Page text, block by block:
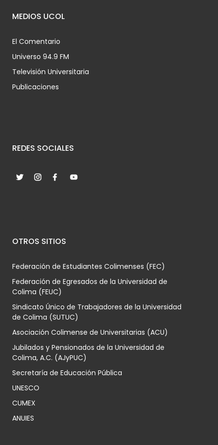
MEDIOS UCOL
El Comentario
Universo 94.9 FM
Televisión Universitaria
Publicaciones
REDES SOCIALES
OTROS SITIOS
Federación de Estudiantes Colimenses (FEC)
Federación de Egresados de la Universidad de
Colima (FEUC)
Sindicato Único de Trabajadores de la Universidad
de Colima (SUTUC)
Asociación Colimense de Universitarias (ACU)
Jubilados y Pensionados de la Universidad de
Colima, A.C. (AJyPUC)
Secretaría de Educación Pública
UNESCO
CUMEX
ANUIES